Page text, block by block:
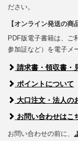
ださい。
【オンライン発送の商
PDF版電子書籍は、ご
参加証など）を電子メ
請求書・領収書・
ポイントについて
大口注文・法人の
お問い合わせはこ
お問い合わせの前に、